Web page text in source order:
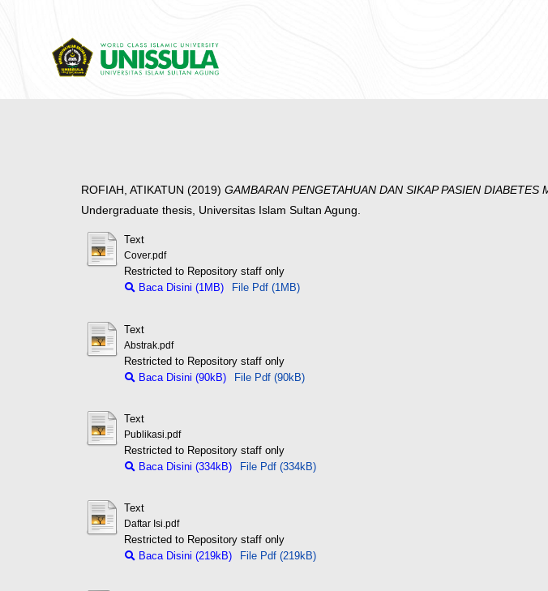
ROFIAH, ATIKATUN (2019) GAMBARAN PENGETAHUAN DAN SIKAP PASIEN
Undergraduate thesis, Universitas Islam Sultan Agung.
Text
Cover.pdf
Restricted to Repository staff only
Baca Disini (1MB)
File Pdf (1MB)
Text
Abstrak.pdf
Restricted to Repository staff only
Baca Disini (90kB)
File Pdf (90kB)
Text
Publikasi.pdf
Restricted to Repository staff only
Baca Disini (334kB)
File Pdf (334kB)
Text
Daftar Isi.pdf
Restricted to Repository staff only
Baca Disini (219kB)
File Pdf (219kB)